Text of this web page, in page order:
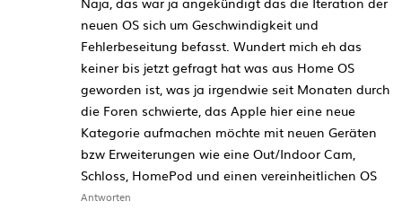
neuen OS sich um Geschwindigkeit und
Fehlerbeseitung befasst. Wundert mich eh das
keiner bis jetzt gefragt hat was aus Home OS
geworden ist, was ja irgendwie seit Monaten durch
die Foren schwierte, das Apple hier eine neue
Kategorie aufmachen möchte mit neuen Geräten
bzw Erweiterungen wie eine Out/Indoor Cam,
Schloss, HomePod und einen vereinheitlichen OS
Antworten